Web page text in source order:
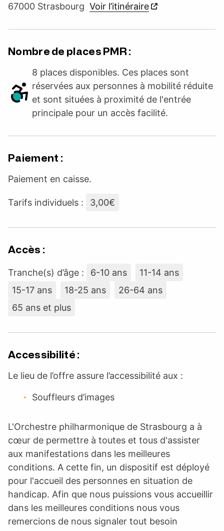
67000 Strasbourg Voir l’itinéraire
Nombre de places PMR :
8 places disponibles. Ces places sont
réservées aux personnes à mobilité réduite
et sont situées à proximité de l'entrée
principale pour un accès facilité.
Paiement :
Paiement en caisse.
Tarifs individuels : 3,00€
Accès :
Tranche(s) d’âge : 6-10 ans
11-14 ans
15-17 ans
18-25 ans
26-64 ans
65 ans et plus
Accessibilité :
Le lieu de l’offre assure l’accessibilité aux :
Souffleurs d’images
L'Orchestre philharmonique de Strasbourg a à
cœur de permettre à toutes et tous d'assister
aux manifestations dans les meilleures
conditions. A cette fin, un dispositif est déployé
pour l'accueil des personnes en situation de
handicap. Afin que nous puissions vous accueillir
dans les meilleures conditions nous vous
remercions de nous signaler tout besoin